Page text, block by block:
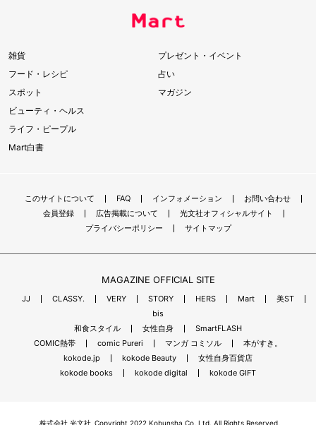
雑貨
フード・レシピ
スポット
ビューティ・ヘルス
ライフ・ピープル
Mart白書
プレゼント・イベント
占い
マガジン
このサイトについて FAQ インフォメーション
お問い合わせ
会員登録
広告掲載について
光文社オフィシャルサイト
プライバシーポリシー
サイトマップ
MAGAZINE OFFICIAL SITE
JJ CLASSY. VERY STORY HERS Mart
美ST
bis
和食スタイル
女性自身
SmartFLASH
COMIC熱帯
comic Pureri マンガ コミソル
本がすき。
kokode.jp
kokode Beauty
女性自身百貨店
kokode books
kokode digital kokode GIFT
株式会社 光文社 Copyright 2022 Kobunsha Co.,Ltd. All Rights Reserved.